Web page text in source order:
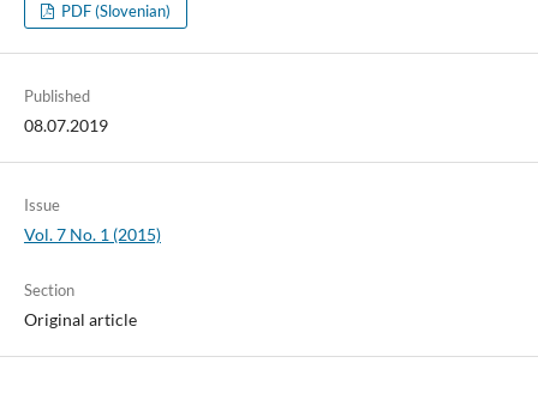
PDF (Slovenian)
Published
08.07.2019
Issue
Vol. 7 No. 1 (2015)
Section
Original article